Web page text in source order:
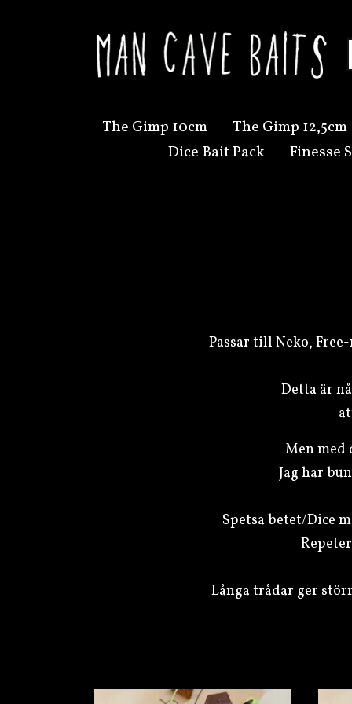
The Gimp 10cm
The Gimp 12,5cm
Dice Bait Pack
Finesse
Passar till Neko,
Detta är
Men med
Jag har
Spetsa betet/Dice
Långa trådar ger